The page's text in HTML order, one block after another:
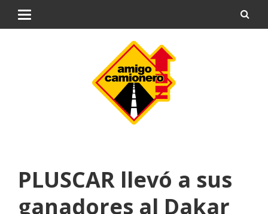
PLUSCAR llevó a sus
ganadores al Dakar